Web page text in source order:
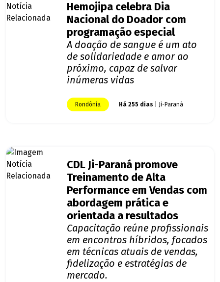
Hemojipa celebra Dia
Nacional do Doador com
programação especial
A doação de sangue é um ato
de solidariedade e amor ao
próximo, capaz de salvar
inúmeras vidas
Rondônia Há 255 dias | Ji-Paraná
CDL Ji-Paraná promove
Treinamento de Alta
Performance em Vendas com
abordagem prática e
orientada a resultados
Capacitação reúne profissionais
em encontros híbridos, focados
em técnicas atuais de vendas,
fidelização e estratégias de
mercado.